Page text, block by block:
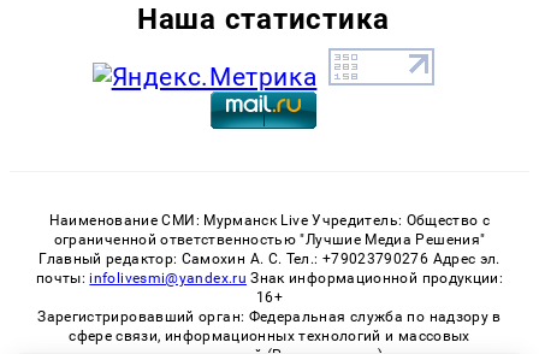
Наша статистика
Наименование СМИ: Мурманск Live Учредитель: Общество с
ограниченной ответственностью "Лучшие Медиа Решения"
Главный редактор: Самохин А. С. Тел.: +79023790276 Адрес эл.
почты: infolivesmi@yandex.ru Знак информационной продукции:
16+
Зарегистрировавший орган: Федеральная служба по надзору в
сфере связи, информационных технологий и массовых